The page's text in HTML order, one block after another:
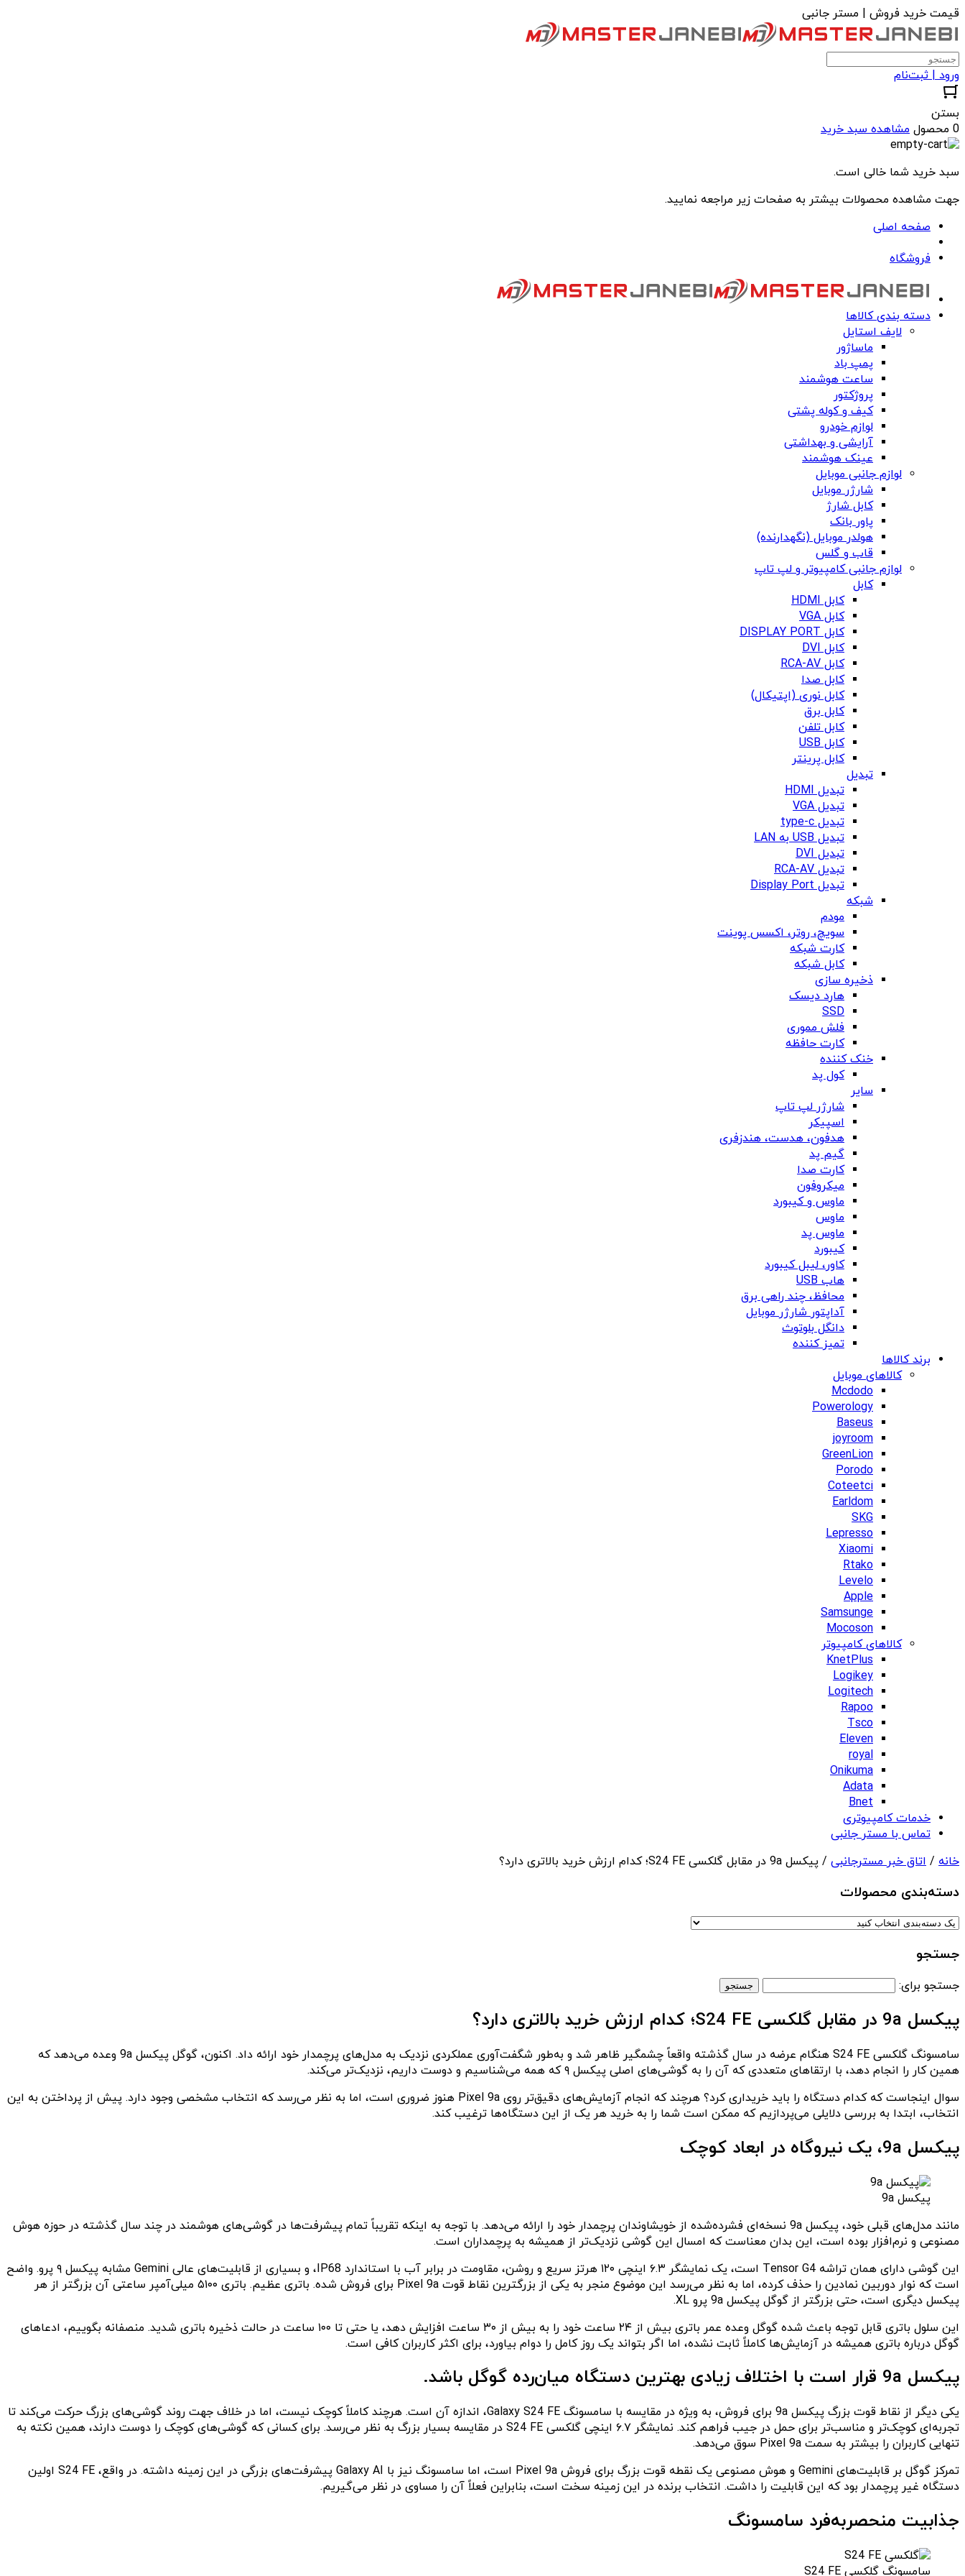
قیمت خرید فروش | مستر جانبی
ورود | ثبت‌نام
بستن
0 محصول
مشاهده سبد خرید
سبد خرید شما خالی است.
جهت مشاهده محصولات بیشتر به صفحات زیر مراجعه نمایید.
صفحه اصلی
فروشگاه
دسته بندی کالاها
لایف استایل
ماساژور
پمپ باد
ساعت هوشمند
پروژکتور
کیف و کوله پشتی
لوازم خودرو
آرایشی و بهداشتی
عینک هوشمند
لوازم جانبی موبایل
شارژر موبایل
کابل شارژ
پاور بانک
هولدر موبایل (نگهدارنده)
قاب و گلس
لوازم جانبی کامپیوتر و لپ تاپ
کابل
کابل HDMI
کابل VGA
کابل DISPLAY PORT
کابل DVI
کابل RCA-AV
کابل صدا
کابل نوری (اپتیکال)
کابل برق
کابل تلفن
کابل USB
کابل پرینتر
تبدیل
تبدیل HDMI
تبدیل VGA
تبدیل type-c
تبدیل USB به LAN
تبدیل DVI
تبدیل RCA-AV
تبدیل Display Port
شبکه
مودم
سویچ، روتر، اکسس پوینت
کارت شبکه
کابل شبکه
ذخیره سازی
هارد دیسک
SSD
فلش مموری
کارت حافظه
خنک کننده
کول پد
سایر
شارژر لپ تاپ
اسپیکر
هدفون، هدست، هندزفری
گیم پد
کارت صدا
میکروفون
ماوس و کیبورد
ماوس
ماوس پد
کیبورد
کاور، لیبل کیبورد
هاب USB
محافظ، چند راهی برق
آداپتور شارژر موبایل
دانگل بلوتوث
تمیز کننده
برند کالاها
کالاهای موبایل
Mcdodo
Powerology
Baseus
joyroom
GreenLion
Porodo
Coteetci
Earldom
SKG
Lepresso
Xiaomi
Rtako
Levelo
Apple
Samsunge
Mocoson
کالاهای کامپیوتر
KnetPlus
Logikey
Logitech
Rapoo
Tsco
Eleven
royal
Onikuma
Adata
Bnet
خدمات کامپیوتری
تماس با مستر جانبی
خانه / اتاق خبر مسترجانبی / پیکسل 9a در مقابل گلکسی S24 FE؛ کدام ارزش خرید بالاتری دارد؟
دسته‌بندی‌ محصولات
جستجو
جستجو برای:
پیکسل 9a در مقابل گلکسی S24 FE؛ کدام ارزش خرید بالاتری دارد؟
سامسونگ گلکسی S24 FE هنگام عرضه در سال گذشته واقعاً چشمگیر ظاهر شد و به‌طور شگفت‌آوری عملکردی نزدیک به مدل‌های پرچمدار خود ارائه داد. اکنون، گوگل پیکسل 9a وعده می‌دهد که
همین کار را انجام دهد، با ارتقاهای متعددی که آن را به گوشی‌های اصلی پیکسل ۹ که همه می‌شناسیم و دوست داریم، نزدیک‌تر می‌کند.
سوال اینجاست که کدام دستگاه را باید خریداری کرد؟ هرچند که انجام آزمایش‌های دقیق‌تر روی Pixel 9a هنوز ضروری است، اما به نظر می‌رسد که انتخاب مشخصی وجود دارد. پیش از پرداختن به این
انتخاب، ابتدا به بررسی دلایلی می‌پردازیم که ممکن است شما را به خرید هر یک از این دستگاه‌ها ترغیب کند.
پیکسل 9a، یک نیروگاه در ابعاد کوچک
پیکسل 9a
مانند مدل‌های قبلی خود، پیکسل 9a نسخه‌ای فشرده‌شده از خویشاوندان پرچمدار خود را ارائه می‌دهد. با توجه به اینکه تقریباً تمام پیشرفت‌ها در گوشی‌های هوشمند در چند سال گذشته در حوزه هوش
مصنوعی و نرم‌افزار بوده است، این بدان معناست که امسال این گوشی نزدیک‌تر از همیشه به پرچمداران است.
این گوشی دارای همان تراشه Tensor G4 است، یک نمایشگر ۶.۳ اینچی ۱۲۰ هرتز سریع و روشن، مقاومت در برابر آب با استاندارد IP68، و بسیاری از قابلیت‌های عالی Gemini مشابه پیکسل ۹ پرو. واضح
است که نوار دوربین نمادین را حذف کرده، اما به نظر می‌رسد این موضوع منجر به یکی از بزرگترین نقاط قوت Pixel 9a برای فروش شده. باتری عظیم. باتری ۵۱۰۰ میلی‌آمپر ساعتی آن بزرگتر از هر
پیکسل دیگری است، حتی بزرگتر از گوگل پیکسل 9a پرو XL.
این سلول باتری قابل توجه باعث شده گوگل وعده عمر باتری بیش از ۲۴ ساعت خود را به بیش از ۳۰ ساعت افزایش دهد، یا حتی تا ۱۰۰ ساعت در حالت ذخیره باتری شدید. منصفانه بگوییم، ادعاهای
گوگل درباره باتری همیشه در آزمایش‌ها کاملاً ثابت نشده، اما اگر بتواند یک روز کامل را دوام بیاورد، برای اکثر کاربران کافی است.
پیکسل 9a قرار است با اختلاف زیادی بهترین دستگاه میان‌رده گوگل باشد.
یکی دیگر از نقاط قوت بزرگ پیکسل 9a برای فروش، به ویژه در مقایسه با سامسونگ Galaxy S24 FE، اندازه آن است. هرچند کاملاً کوچک نیست، اما در خلاف جهت روند گوشی‌های بزرگ حرکت می‌کند تا
تجربه‌ای کوچک‌تر و مناسب‌تر برای حمل در جیب فراهم کند. نمایشگر ۶.۷ اینچی گلکسی S24 FE در مقایسه بسیار بزرگ به نظر می‌رسد. برای کسانی که گوشی‌های کوچک را دوست دارند، همین نکته به
تنهایی کاربران را بیشتر به سمت Pixel 9a سوق می‌دهد.
تمرکز گوگل بر قابلیت‌های Gemini و هوش مصنوعی یک نقطه قوت بزرگ برای فروش Pixel 9a است، اما سامسونگ نیز با Galaxy AI پیشرفت‌های بزرگی در این زمینه داشته. در واقع، S24 FE اولین
دستگاه غیر پرچمدار بود که این قابلیت را داشت. انتخاب برنده در این زمینه سخت است، بنابراین فعلاً آن را مساوی در نظر می‌گیریم.
جذابیت منحصربه‌فرد سامسونگ
سامسونگ گلکسی S24 FE